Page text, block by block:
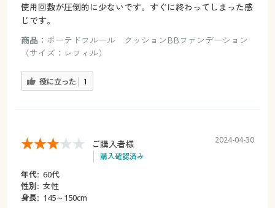
使用回数が圧倒的に少ないです。すぐに終わってしまった感
じです。
商品： ボーテドフルール クッションBBファンデーション
（サイズ：レフィル）
役に立った 1
ご購入者様
購入確認済み
2024-04-30
年代: 60代
性別: 女性
身長: 145～150cm